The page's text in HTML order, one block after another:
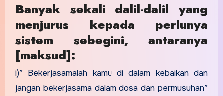
Banyak sekali dalil-dalil yang
menjurus kepada perlunya
sistem sebegini, antaranya
[maksud]:
i)” Bekerjasamalah kamu di dalam kebaikan dan
jangan bekerjasama dalam dosa dan permusuhan”